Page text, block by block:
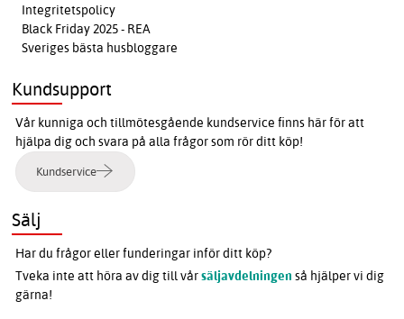
Integritetspolicy
Black Friday 2025 - REA
Sveriges bästa husbloggare
Kundsupport
Vår kunniga och tillmötesgående kundservice finns här för att
hjälpa dig och svara på alla frågor som rör ditt köp!
Kundservice
Sälj
Har du frågor eller funderingar inför ditt köp?
Tveka inte att höra av dig till vårsäljavdelningen så hjälper vi dig
gärna!